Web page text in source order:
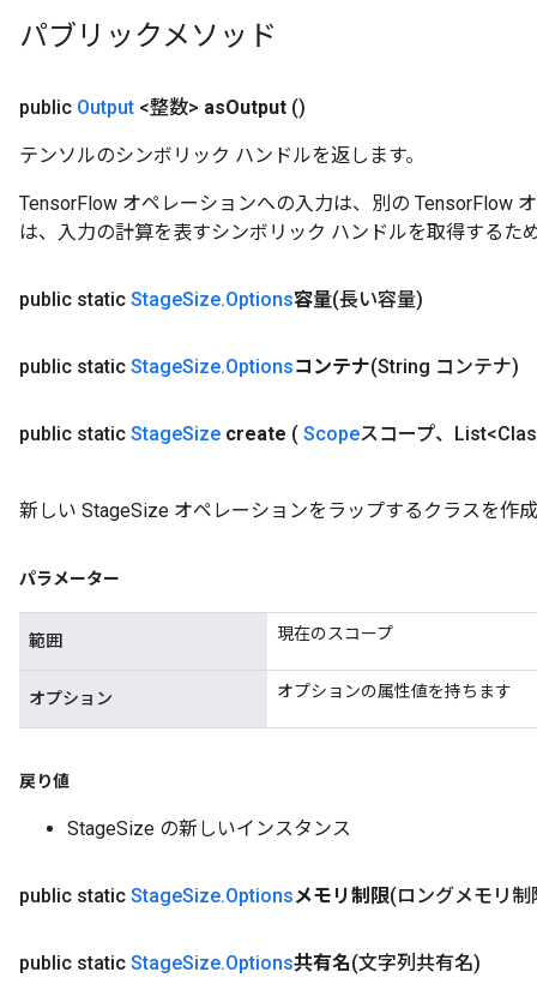
パブリックメソッド
public Output <整数> asOutput ()
テンソルのシンボリック ハンドルを返します。
TensorFlow オペレーションへの入力は、別の TensorFlow
は、入力の計算を表すシンボリック ハンドルを取得するた
public static StageSize.Options容量(長い容量)
public static StageSize.Optionsコンテナ(String コンテナ)
public static StageSize create ( Scopeスコープ、
新しい StageSize オペレーションをラップするクラスを作
パラメーター
範囲 現在のスコープ
オプション オプションの属性値を持ちます
戻り値
StageSize の新しいインスタンス
public static StageSize.Optionsメモリ制限(ロングメモリ制
public static StageSize.Options共有名(文字列共有名)